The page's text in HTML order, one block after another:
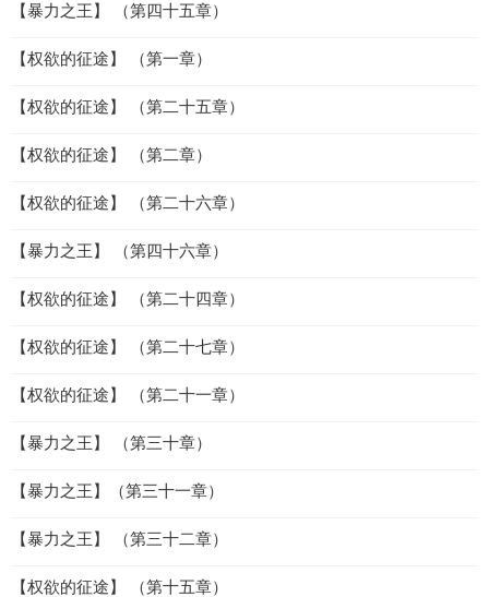
【暴力之王】 （第四十五章）
【权欲的征途】 （第一章）
【权欲的征途】 （第二十五章）
【权欲的征途】 （第二章）
【权欲的征途】 （第二十六章）
【暴力之王】 （第四十六章）
【权欲的征途】 （第二十四章）
【权欲的征途】 （第二十七章）
【权欲的征途】 （第二十一章）
【暴力之王】 （第三十章）
【暴力之王】（第三十一章）
【暴力之王】 （第三十二章）
【权欲的征途】 （第十五章）